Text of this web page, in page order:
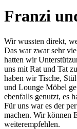
Franzi
Wir wussten direkt,
Das war zwar sehr
hatten wir
uns mit Rat und Tat
haben wir Tische,
und Lounge Möbel
ebenfalls genutzt, es
Für uns war es der
machen. Wir können
weiterempfehlen.